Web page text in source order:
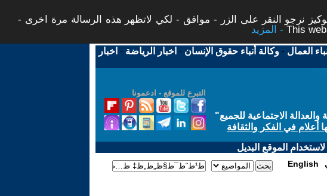
نرجو النقر على الزر - موافق - لكي لاتظهر هذه الرسالة مرة اخرى -
This
العمال -وكالة أنباء حقوق الإنسان - اخبار الرياضة - اخبار
التبرع للموقع - ادعمونا
الاجتماعية للجميع"
أعلام في الفكر والثقافة
الموقع البديل
English